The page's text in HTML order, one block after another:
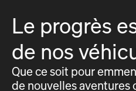
Le progrès
de nos
Que ce soit pour
de nouvelles aventures